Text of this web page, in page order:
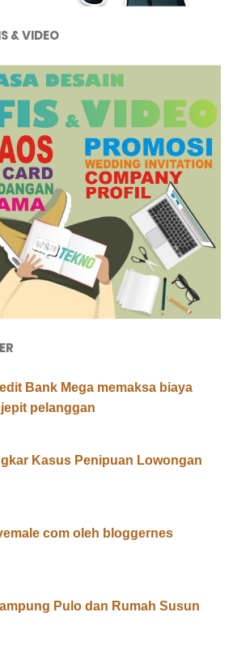
& VIDEO
Bank Mega memaksa biaya
pelanggan
Kasus Penipuan Lowongan
com oleh bloggernes
Pulo dan Rumah Susun